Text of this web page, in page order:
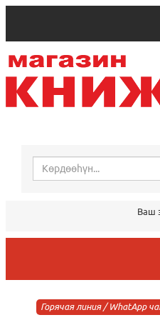
Ваш
Горячая линия / WhatApp